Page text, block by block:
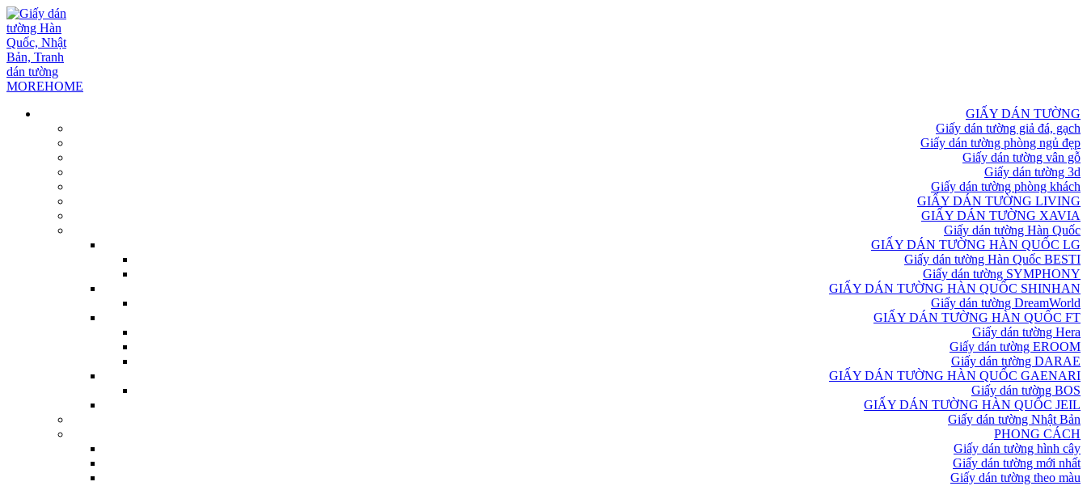
GIẤY DÁN TƯỜNG
Giấy dán tường giả đá, gạch
Giấy dán tường phòng ngủ đẹp
Giấy dán tường vân gỗ
Giấy dán tường 3d
Giấy dán tường phòng khách
GIẤY DÁN TƯỜNG LIVING
GIẤY DÁN TƯỜNG XAVIA
Giấy dán tường Hàn Quốc
GIẤY DÁN TƯỜNG HÀN QUỐC LG
Giấy dán tường Hàn Quốc BESTI
Giấy dán tường SYMPHONY
GIẤY DÁN TƯỜNG HÀN QUỐC SHINHAN
Giấy dán tường DreamWorld
GIẤY DÁN TƯỜNG HÀN QUỐC FT
Giấy dán tường Hera
Giấy dán tường EROOM
Giấy dán tường DARAE
GIẤY DÁN TƯỜNG HÀN QUỐC GAENARI
Giấy dán tường BOS
GIẤY DÁN TƯỜNG HÀN QUỐC JEIL
Giấy dán tường Nhật Bản
PHONG CÁCH
Giấy dán tường hình cây
Giấy dán tường mới nhất
Giấy dán tường theo màu